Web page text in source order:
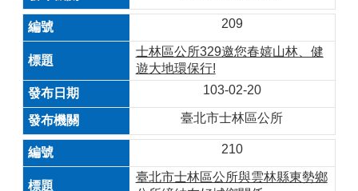
209
士林區公所329邀您春嬉山林、健
遊大地環保行!
103-02-20
臺北市士林區公所
210
臺北市士林區公所與雲林縣東勢鄉